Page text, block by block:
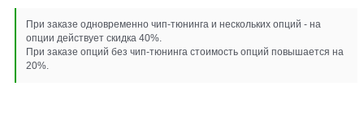
При заказе одновременно чип-тюнинга и нескольких опций - на
опции действует скидка 40%.
При заказе опций без чип-тюнинга стоимость опций повышается на
20%.